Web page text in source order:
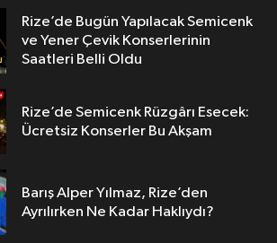
Rize’de Bugün Yapılacak Semicenk
ve Yener Çevik Konserlerinin
Saatleri Belli Oldu
Rize’de Semicenk Rüzgârı Esecek:
Ücretsiz Konserler Bu Akşam
Barış Alper Yılmaz, Rize’den
Ayrılırken Ne Kadar Haklıydı?